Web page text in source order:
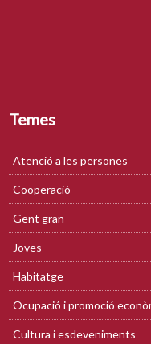
Temes
Atenció a les persones
Cooperació
Gent gran
Joves
Habitatge
Ocupació i promoció
Cultura i esdeveniments